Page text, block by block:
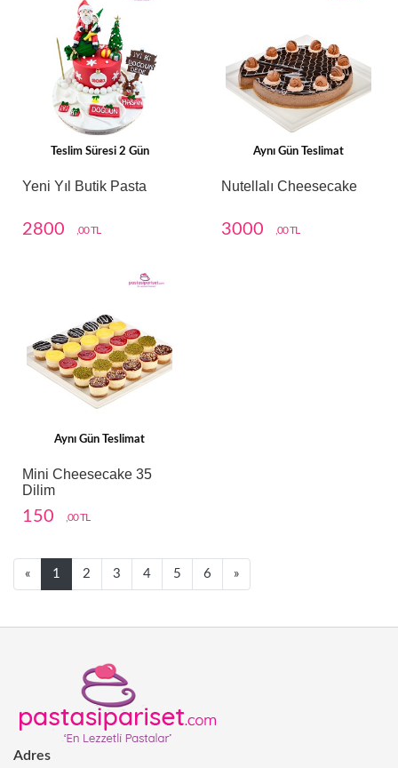
Teslim Süresi 2 Gün
Yeni Yıl Butik Pasta
2800 ,00 TL
Aynı Gün Teslimat
Nutellalı Cheesecake
3000 ,00 TL
Aynı Gün Teslimat
Mini Cheesecake 35
Dilim
150 ,00 TL
«Next1 2 3 4 5 6 »Next
Adres